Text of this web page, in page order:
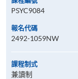
PSYC9084
報名代碼
2492-1059NW
課程制式
兼讀制